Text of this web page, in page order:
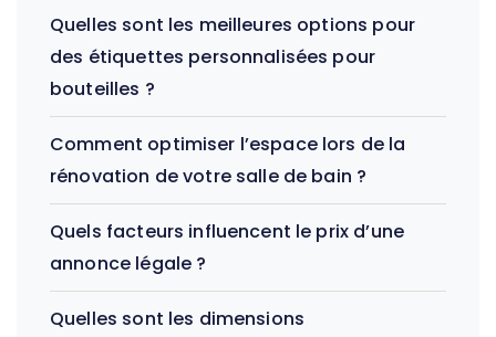
Quelles sont les meilleures options pour
des étiquettes personnalisées pour
bouteilles ?
Comment optimiser l’espace lors de la
rénovation de votre salle de bain ?
Quels facteurs influencent le prix d’une
annonce légale ?
Quelles sont les dimensions